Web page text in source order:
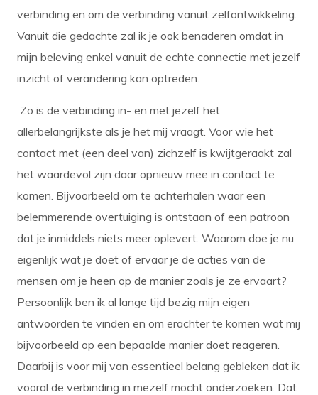
verbinding en om de verbinding vanuit zelfontwikkeling.
Vanuit die gedachte zal ik je ook benaderen omdat in
mijn beleving enkel vanuit de echte connectie met jezelf
inzicht of verandering kan optreden.
Zo is de verbinding in- en met jezelf het
allerbelangrijkste als je het mij vraagt. Voor wie het
contact met (een deel van) zichzelf is kwijtgeraakt zal
het waardevol zijn daar opnieuw mee in contact te
komen. Bijvoorbeeld om te achterhalen waar een
belemmerende overtuiging is ontstaan of een patroon
dat je inmiddels niets meer oplevert. Waarom doe je nu
eigenlijk wat je doet of ervaar je de acties van de
mensen om je heen op de manier zoals je ze ervaart?
Persoonlijk ben ik al lange tijd bezig mijn eigen
antwoorden te vinden en om erachter te komen wat mij
bijvoorbeeld op een bepaalde manier doet reageren.
Daarbij is voor mij van essentieel belang gebleken dat ik
vooral de verbinding in mezelf mocht onderzoeken. Dat